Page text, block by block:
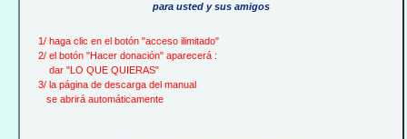
para usted y sus amigos
1/ haga clic en el botón "acceso ilimitado"
2/ el botón "Hacer donación" aparecerá :
dar "LO QUE QUIERAS"
3/ la página de descarga del manual
se abrirá automáticamente